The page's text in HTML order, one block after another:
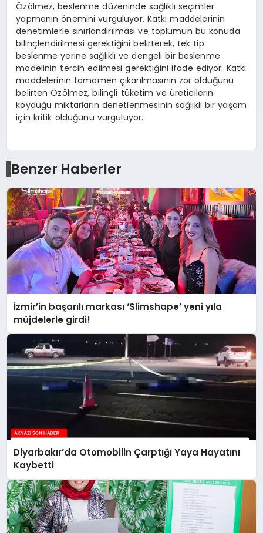
Özölmez, beslenme düzeninde sağlıklı seçimler
yapmanın önemini vurguluyor. Katkı maddelerinin
denetimlerle sınırlandırılması ve toplumun bu konuda
bilinçlendirilmesi gerektiğini belirterek, tek tip
beslenme yerine sağlıklı ve dengeli bir beslenme
modelinin tercih edilmesi gerektiğini ifade ediyor. Katkı
maddelerinin tamamen çıkarılmasının zor olduğunu
belirten Özölmez, bilinçli tüketim ve üreticilerin
koyduğu miktarların denetlenmesinin sağlıklı bir yaşam
için kritik olduğunu vurguluyor.
Benzer Haberler
İzmir’in başarılı markası ‘Slimshape’ yeni yıla
müjdelerle girdi!
Diyarbakır’da Otomobilin Çarptığı Yaya Hayatını
Kaybetti